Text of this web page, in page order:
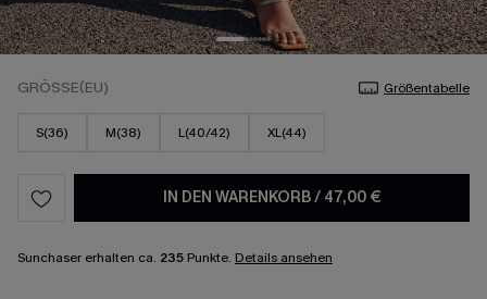
GRÖSSE(EU) Größentabelle
S(36) M(38) L(40/42) XL(44)
IN DEN WARENKORB/ 47,00 €
Sunchaser erhalten ca. 235 Punkte. Details ansehen